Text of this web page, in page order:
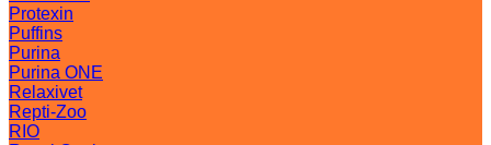
Protexin
Puffins
Purina
Purina ONE
Relaxivet
Repti-Zoo
RIO